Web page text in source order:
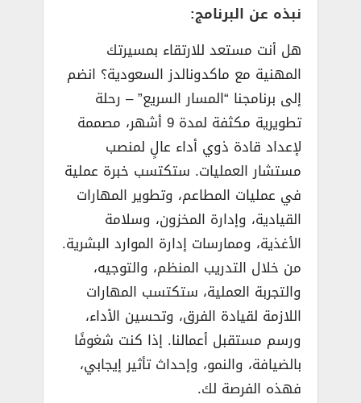
نبذه عن البرنامج:
هل أنت مستعد للارتقاء بمسيرتك
المهنية مع ماكدونالدز السعودية؟ انضم
إلى برنامجنا “المسار السريع” – رحلة
تطويرية مكثفة لمدة 9 أشهر، مصممة
لإعداد قادة ذوي أداء عالٍ لمنصب
مستشار العمليات. ستكتسب خبرة عملية
في عمليات المطاعم، وتطوير المهارات
القيادية، وإدارة المخزون، وسلامة
الأغذية، وممارسات إدارة الموارد البشرية.
من خلال التدريب المنظم، والتوجيه،
والتجربة العملية، ستكتسب المهارات
اللازمة لقيادة الفرق، وتحسين الأداء،
ورسم مستقبل أعمالنا. إذا كنت شغوفًا
بالضيافة، والنمو، وإحداث تأثير إيجابي،
فهذه الفرصة لك.